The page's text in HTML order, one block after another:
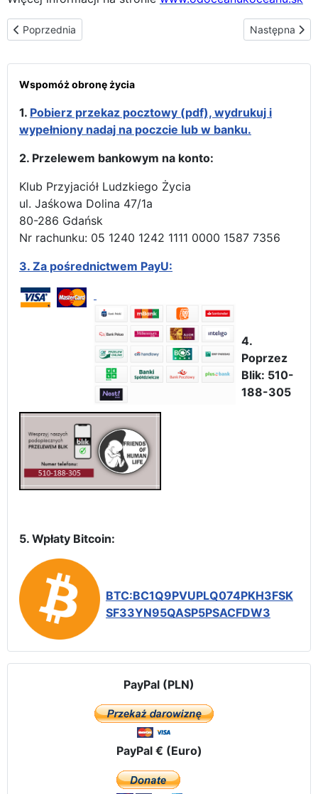
Poprzednia strona: Trasa peregrynacji w Republice Czeskiej
Poprzednia Następna
Następna
Wspomóż obronę życia
1. Pobierz przekaz pocztowy (pdf), wydrukuj i
wypełniony nadaj na poczcie lub w banku.
2. Przelewem bankowym na konto:
Klub Przyjaciół Ludzkiego Życia
ul. Jaśkowa Dolina 47/1a
80-286 Gdańsk
Nr rachunku: 05 1240 1242 1111 0000 1587 7356
3. Za pośrednictwem PayU:
4.
Poprzez
Blik: 510-
188-305
5. Wpłaty Bitcoin:
BTC:BC1Q9PVUPLQ074PKH3FSK
SF33YN95QASP5PSACFDW3
PayPal (PLN)
PayPal € (Euro)